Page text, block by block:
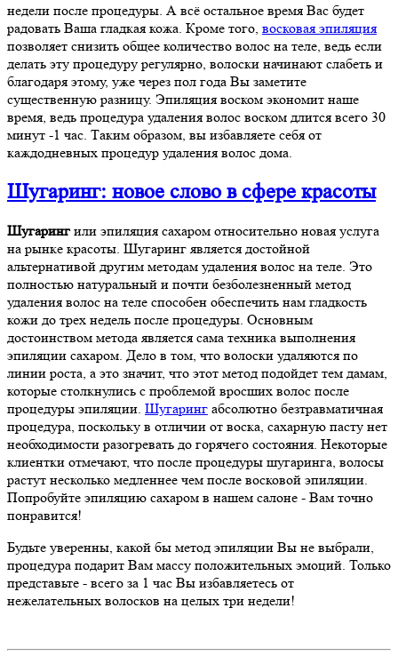
недели после процедуры. А всё остальное время Вас будет
радовать Ваша гладкая кожа. Кроме того, восковая эпиляция
позволяет снизить общее количество волос на теле, ведь если
делать эту процедуру регулярно, волоски начинают слабеть и
благодаря этому, уже через пол года Вы заметите
существенную разницу. Эпиляция воском экономит наше
время, ведь процедура удаления волос воском длится всего 30
минут -1 час. Таким образом, вы избавляете себя от
каждодневных процедур удаления волос дома.
Шугаринг: новое слово в сфере красоты
Шугарингили эпиляция сахаром относительно новая услуга
на рынке красоты. Шугаринг является достойной
альтернативой другим методам удаления волос на теле. Это
полностью натуральный и почти безболезненный метод
удаления волос на теле способен обеспечить нам гладкость
кожи до трех недель после процедуры. Основным
достоинством метода является сама техника выполнения
эпиляции сахаром. Дело в том, что волоски удаляются по
линии роста, а это значит, что этот метод подойдет тем дамам,
которые столкнулись с проблемой вросших волос после
процедуры эпиляции. Шугаринг абсолютно безтравматичная
процедура, поскольку в отличии от воска, сахарную пасту нет
необходимости разогревать до горячего состояния. Некоторые
клиентки отмечают, что после процедуры шугаринга, волосы
растут несколько медленнее чем после восковой эпиляции.
Попробуйте эпиляцию сахаром в нашем салоне - Вам точно
понравится!
Будьте уверенны, какой бы метод эпиляции Вы не выбрали,
процедура подарит Вам массу положительных эмоций. Только
представьте - всего за 1 час Вы избавляетесь от
нежелательных волосков на целых три недели!